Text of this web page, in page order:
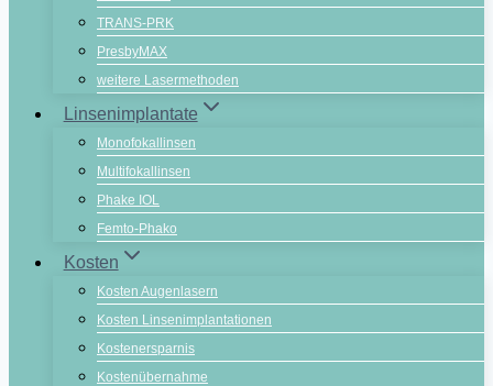
TRANS-PRK
PresbyMAX
weitere Lasermethoden
Linsenimplantate
Monofokallinsen
Multifokallinsen
Phake IOL
Femto-Phako
Kosten
Kosten Augenlasern
Kosten Linsenimplantationen
Kostenersparnis
Kostenübernahme